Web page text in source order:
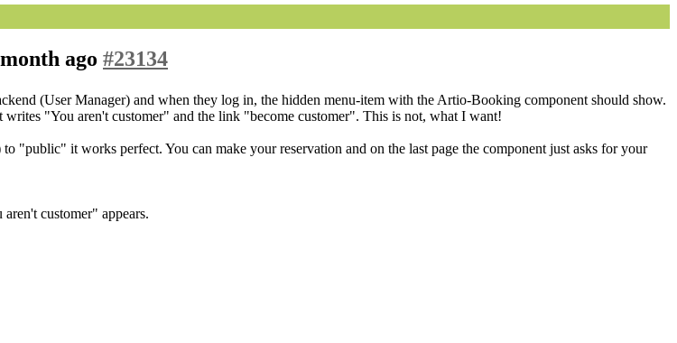
ago #23134
(User Manager) and when they log in, the hidden menu-item with the Artio-Booking component should show.
"You aren't customer" and the link "become customer". This is not, what I want!
"public" it works perfect. You can make your reservation and on the last page the component just asks for your
customer" appears.